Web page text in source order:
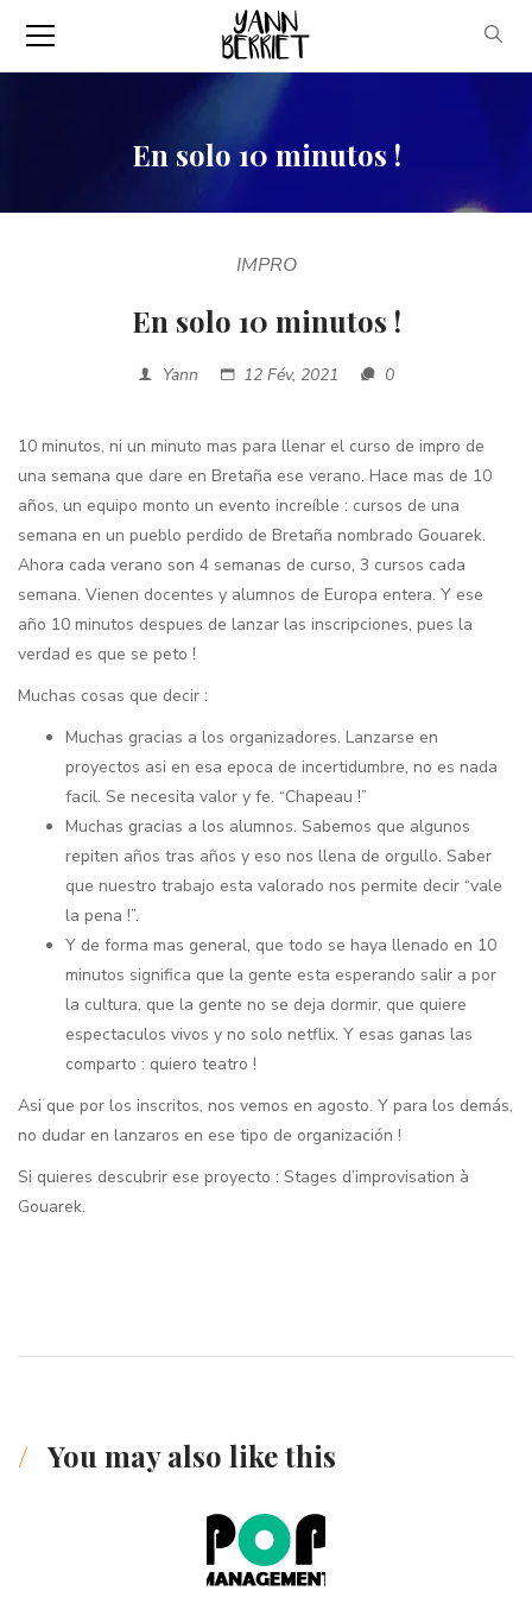
En solo 10 minutos !
IMPRO
En solo 10 minutos !
Yann 12 Fév, 2021 0
10 minutos, ni un minuto mas para llenar el curso de impro de
una semana que dare en Bretaña ese verano. Hace mas de 10
años, un equipo monto un evento increíble : cursos de una
semana en un pueblo perdido de Bretaña nombrado Gouarek.
Ahora cada verano son 4 semanas de curso, 3 cursos cada
semana. Vienen docentes y alumnos de Europa entera. Y ese
año 10 minutos despues de lanzar las inscripciones, pues la
verdad es que se peto !
Muchas cosas que decir :
Muchas gracias a los organizadores. Lanzarse en
proyectos asi en esa epoca de incertidumbre, no es nada
facil. Se necesita valor y fe. “Chapeau !”
Muchas gracias a los alumnos. Sabemos que algunos
repiten años tras años y eso nos llena de orgullo. Saber
que nuestro trabajo esta valorado nos permite decir “vale
la pena !”.
Y de forma mas general, que todo se haya llenado en 10
minutos significa que la gente esta esperando salir a por
la cultura, que la gente no se deja dormir, que quiere
espectaculos vivos y no solo netflix. Y esas ganas las
comparto : quiero teatro !
Asi que por los inscritos, nos vemos en agosto. Y para los demás,
no dudar en lanzaros en ese tipo de organización !
Si quieres descubrir ese proyecto : Stages d’improvisation à
Gouarek.
You may also like this